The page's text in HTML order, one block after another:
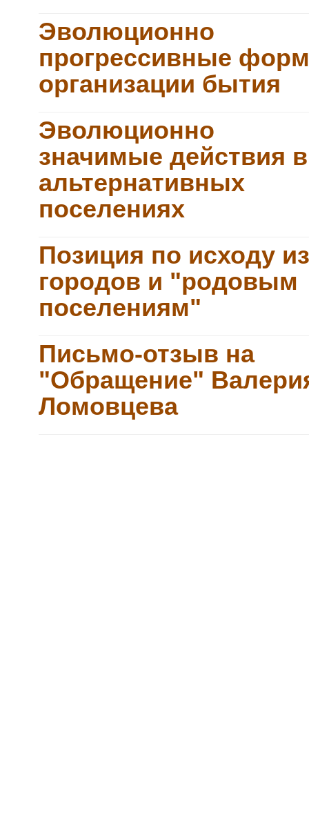
Эволюционно
прогрессивные
организации бытия
Эволюционно
значимые действия в
альтернативных
поселениях
Позиция по исходу из
городов и "родовым
поселениям"
Письмо-отзыв на
"Обращение"
Ломовцева